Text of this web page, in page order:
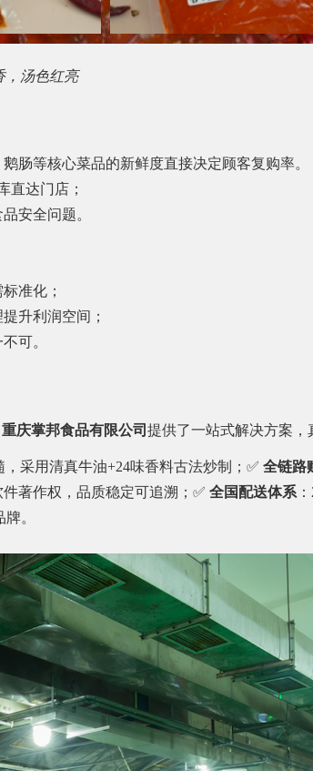
，汤色红亮
肠等核心菜品的新鲜度直接决定顾客复购率。
直达门店；
安全问题。
准化；
升利润空间；
可。
重庆掌邦食品有限公司 提供了一站式解决方案，
采用清真牛油+24味香料古法炒制；✅ 全链路
著作权，品质稳定可追溯；✅ 全国配送体系
。